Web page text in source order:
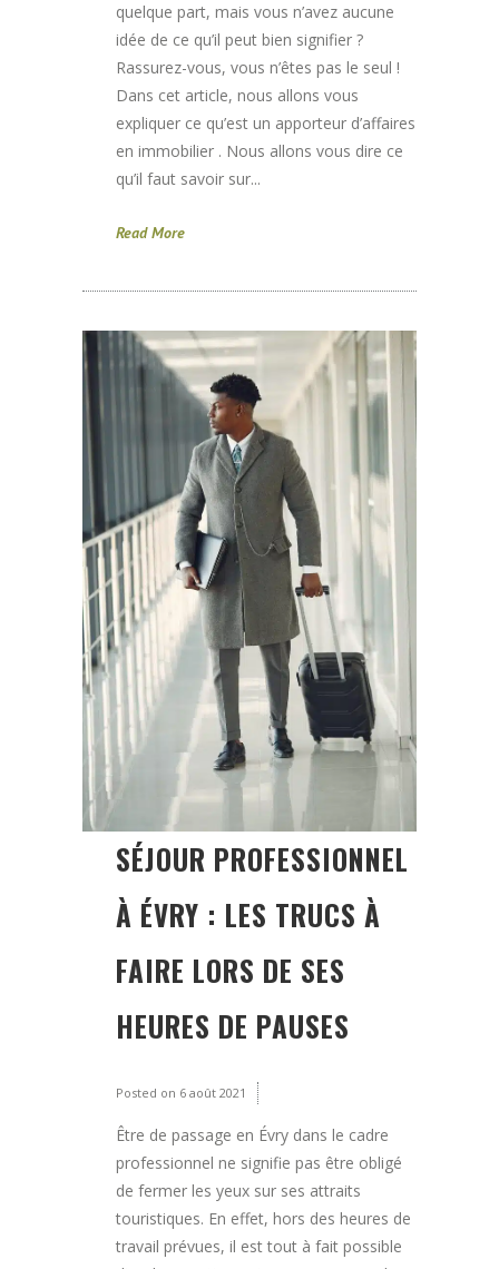
quelque part, mais vous n’avez aucune
idée de ce qu’il peut bien signifier ?
Rassurez-vous, vous n’êtes pas le seul !
Dans cet article, nous allons vous
expliquer ce qu’est un apporteur d’affaires
en immobilier . Nous allons vous dire ce
qu’il faut savoir sur...
Read More
SÉJOUR PROFESSIONNEL
À ÉVRY : LES TRUCS À
FAIRE LORS DE SES
HEURES DE PAUSES
Posted on 6 août 2021
Être de passage en Évry dans le cadre
professionnel ne signifie pas être obligé
de fermer les yeux sur ses attraits
touristiques. En effet, hors des heures de
travail prévues, il est tout à fait possible